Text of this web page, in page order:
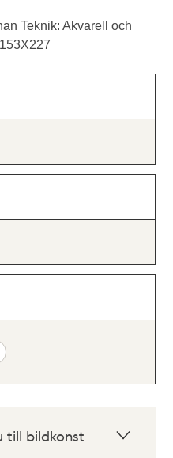
Teknik: Akvarell och
till bildkonst